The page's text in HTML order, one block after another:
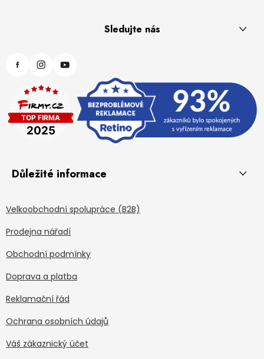
Sledujte nás
Důležité informace
Velkoobchodní spolupráce (B2B)
Prodejna nářadí
Obchodní podmínky
Doprava a platba
Reklamační řád
Ochrana osobních údajů
Váš zákaznický účet